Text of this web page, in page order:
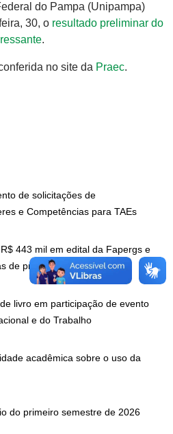
do Pampa (Unipampa)
30, o resultado preliminar do
.
no site da Praec.
de solicitações de
e Competências para TAEs
443 mil em edital da Fapergs e
de produtividade do CNPq
livro em participação de evento
e do Trabalho
acadêmica sobre o uso da
do primeiro semestre de 2026